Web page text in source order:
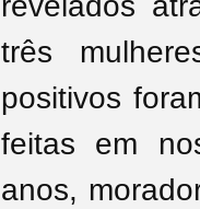
três
positivos
feitas em
anos,